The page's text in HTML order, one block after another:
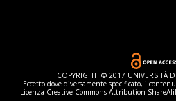
COPYRIGHT: © 2017 UNIVERSITÀ
Eccetto dove diversamente specificato, i
Licenza Creative Commons Attribution